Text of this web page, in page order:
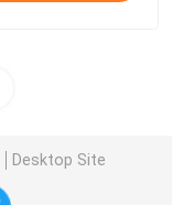
Desktop Site